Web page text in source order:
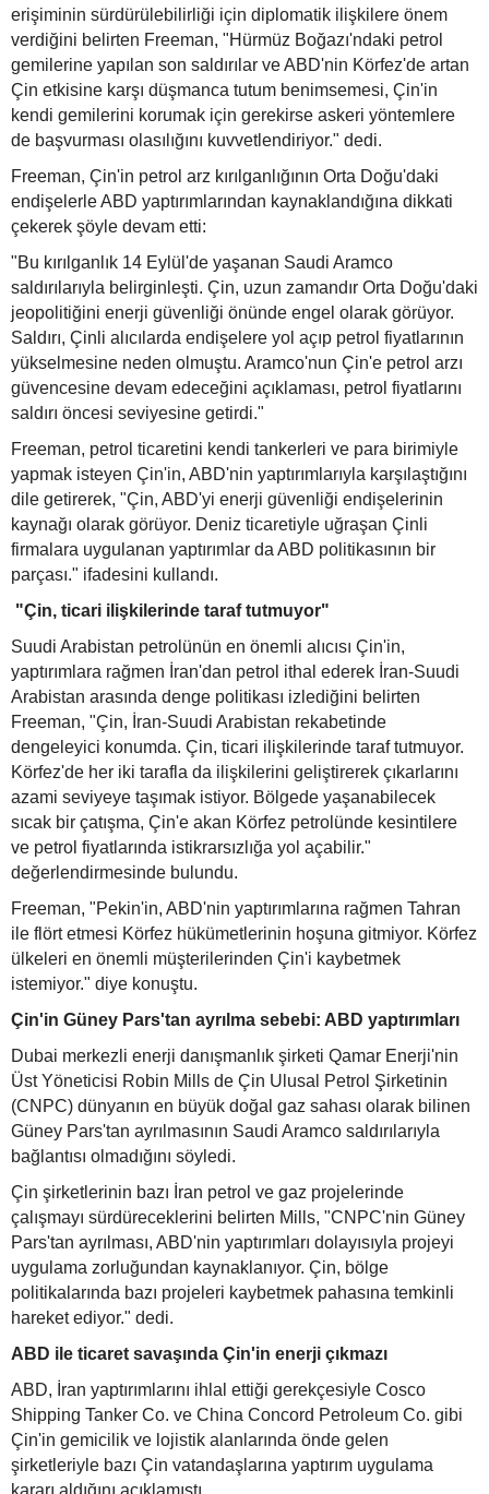
erişiminin sürdürülebilirliği için diplomatik ilişkilere önem
verdiğini belirten Freeman, "Hürmüz Boğazı'ndaki petrol
gemilerine yapılan son saldırılar ve ABD'nin Körfez'de artan
Çin etkisine karşı düşmanca tutum benimsemesi, Çin'in
kendi gemilerini korumak için gerekirse askeri yöntemlere
de başvurması olasılığını kuvvetlendiriyor." dedi.
Freeman, Çin'in petrol arz kırılganlığının Orta Doğu'daki
endişelerle ABD yaptırımlarından kaynaklandığına dikkati
çekerek şöyle devam etti:
"Bu kırılganlık 14 Eylül'de yaşanan Saudi Aramco
saldırılarıyla belirginleşti. Çin, uzun zamandır Orta Doğu'daki
jeopolitiğini enerji güvenliği önünde engel olarak görüyor.
Saldırı, Çinli alıcılarda endişelere yol açıp petrol fiyatlarının
yükselmesine neden olmuştu. Aramco'nun Çin'e petrol arzı
güvencesine devam edeceğini açıklaması, petrol fiyatlarını
saldırı öncesi seviyesine getirdi."
Freeman, petrol ticaretini kendi tankerleri ve para birimiyle
yapmak isteyen Çin'in, ABD'nin yaptırımlarıyla karşılaştığını
dile getirerek, "Çin, ABD'yi enerji güvenliği endişelerinin
kaynağı olarak görüyor. Deniz ticaretiyle uğraşan Çinli
firmalara uygulanan yaptırımlar da ABD politikasının bir
parçası." ifadesini kullandı.
"Çin, ticari ilişkilerinde taraf tutmuyor"
Suudi Arabistan petrolünün en önemli alıcısı Çin'in,
yaptırımlara rağmen İran'dan petrol ithal ederek İran-Suudi
Arabistan arasında denge politikası izlediğini belirten
Freeman, "Çin, İran-Suudi Arabistan rekabetinde
dengeleyici konumda. Çin, ticari ilişkilerinde taraf tutmuyor.
Körfez'de her iki tarafla da ilişkilerini geliştirerek çıkarlarını
azami seviyeye taşımak istiyor. Bölgede yaşanabilecek
sıcak bir çatışma, Çin'e akan Körfez petrolünde kesintilere
ve petrol fiyatlarında istikrarsızlığa yol açabilir."
değerlendirmesinde bulundu.
Freeman, "Pekin'in, ABD'nin yaptırımlarına rağmen Tahran
ile flört etmesi Körfez hükümetlerinin hoşuna gitmiyor. Körfez
ülkeleri en önemli müşterilerinden Çin'i kaybetmek
istemiyor." diye konuştu.
Çin'in Güney Pars'tan ayrılma sebebi: ABD yaptırımları
Dubai merkezli enerji danışmanlık şirketi Qamar Enerji'nin
Üst Yöneticisi Robin Mills de Çin Ulusal Petrol Şirketinin
(CNPC) dünyanın en büyük doğal gaz sahası olarak bilinen
Güney Pars'tan ayrılmasının Saudi Aramco saldırılarıyla
bağlantısı olmadığını söyledi.
Çin şirketlerinin bazı İran petrol ve gaz projelerinde
çalışmayı sürdüreceklerini belirten Mills, "CNPC'nin Güney
Pars'tan ayrılması, ABD'nin yaptırımları dolayısıyla projeyi
uygulama zorluğundan kaynaklanıyor. Çin, bölge
politikalarında bazı projeleri kaybetmek pahasına temkinli
hareket ediyor." dedi.
ABD ile ticaret savaşında Çin'in enerji çıkmazı
ABD, İran yaptırımlarını ihlal ettiği gerekçesiyle Cosco
Shipping Tanker Co. ve China Concord Petroleum Co. gibi
Çin'in gemicilik ve lojistik alanlarında önde gelen
şirketleriyle bazı Çin vatandaşlarına yaptırım uygulama